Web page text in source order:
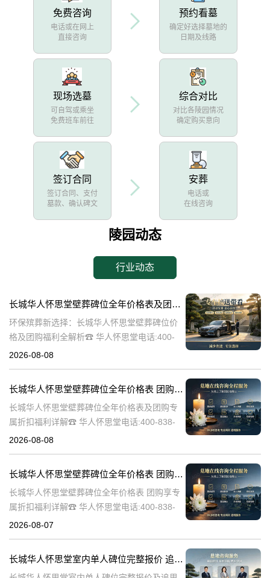
免费咨询
电话或在网上
直接咨询
预约看墓
确定好选择墓地的
日期及线路
现场选墓
可自驾或乘坐
免费班车前往
综合对比
对比各陵园情况
确定购买意向
签订合同
签订合同、支付
墓款、确认碑文
安葬
电话或
在线咨询
陵园动态
行业动态
长城华人怀思堂壁葬碑位全年价格表及团购专属折扣福利详解
环保殡葬新选择：长城华人怀思堂壁葬碑位价
格及团购福利全解析☎ 华人怀思堂电话:400-
838-5063随着现代人对身后事的规划日益细
2026-08-08
长城华人怀思堂壁葬碑位全年价格表 团购享专属折扣福利详解
长城华人怀思堂壁葬碑位全年价格表及团购专
属折扣福利详解☎ 华人怀思堂电话:400-838-
5063随着社会的发展和人们观念的转变，越来
2026-08-08
长城华人怀思堂壁葬碑位全年价格表 团购享专属折扣福利详解
长城华人怀思堂壁葬碑位全年价格表 团购享专
属折扣福利详解☎ 华人怀思堂电话:400-838-
5063随着社会的发展和人们观念的变化，越来
2026-08-07
长城华人怀思堂室内单人碑位完整报价 追思厅使用费用减免详解